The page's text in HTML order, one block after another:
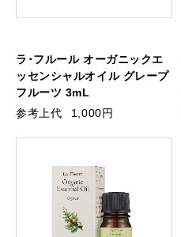
ラ･フルール オーガニックエ
ッセンシャルオイル グレープ
フルーツ 3mL
参考上代
1,000円